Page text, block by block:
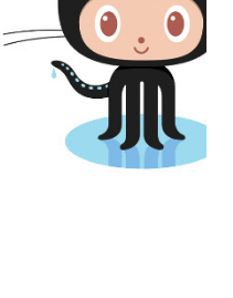
los mismas
de originalidad a la parte
la composición que
y con la ayuda de
que necesito para